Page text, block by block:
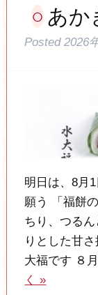
あか
Posted2026
明日は、8月
願う 「福餅
ちり、つる
りとした甘
大福です ８
く »